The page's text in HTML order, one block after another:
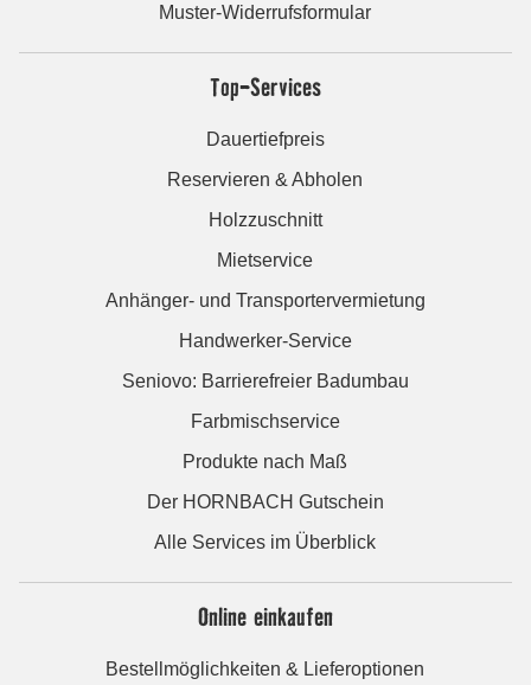
Muster-Widerrufsformular
Top-Services
Dauertiefpreis
Reservieren & Abholen
Holzzuschnitt
Mietservice
Anhänger- und Transportervermietung
Handwerker-Service
Seniovo: Barrierefreier Badumbau
Farbmischservice
Produkte nach Maß
Der HORNBACH Gutschein
Alle Services im Überblick
Online einkaufen
Bestellmöglichkeiten & Lieferoptionen